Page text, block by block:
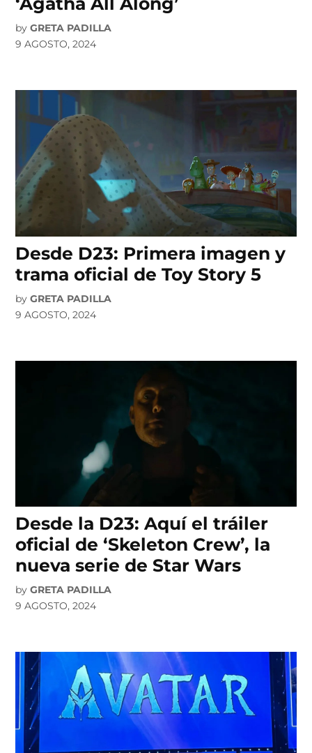
by GRETA PADILLA
9 AGOSTO, 2024
Desde D23: Primera imagen y
trama oficial de Toy Story 5
by GRETA PADILLA
9 AGOSTO, 2024
Desde la D23: Aquí el tráiler
oficial de ‘Skeleton Crew’, la
nueva serie de Star Wars
by GRETA PADILLA
9 AGOSTO, 2024